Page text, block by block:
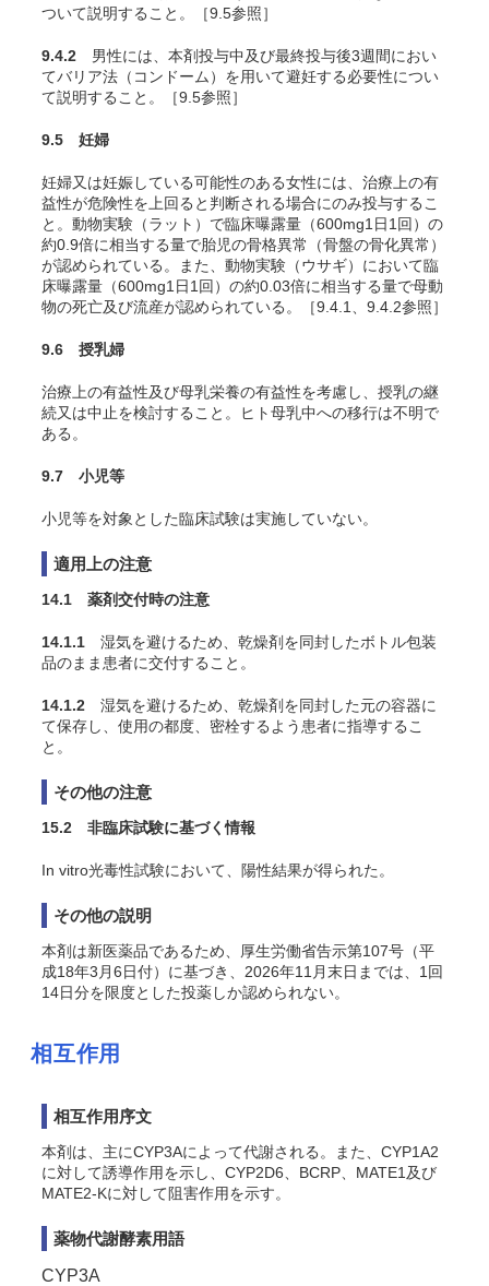
ついて説明すること。［9.5参照］
9.4.2 男性には、本剤投与中及び最終投与後3週間におい
てバリア法（コンドーム）を用いて避妊する必要性につい
て説明すること。［9.5参照］
9.5 妊婦
妊婦又は妊娠している可能性のある女性には、治療上の有
益性が危険性を上回ると判断される場合にのみ投与するこ
と。動物実験（ラット）で臨床曝露量（600mg1日1回）の
約0.9倍に相当する量で胎児の骨格異常（骨盤の骨化異常）
が認められている。また、動物実験（ウサギ）において臨
床曝露量（600mg1日1回）の約0.03倍に相当する量で母動
物の死亡及び流産が認められている 。［9.4.1、9.4.2参照］
9.6 授乳婦
治療上の有益性及び母乳栄養の有益性を考慮し、授乳の継
続又は中止を検討すること。ヒト母乳中への移行は不明で
ある。
9.7 小児等
小児等を対象とした臨床試験は実施していない。
適用上の注意
14.1 薬剤交付時の注意
14.1.1 湿気を避けるため、乾燥剤を同封したボトル包装
品のまま患者に交付すること。
14.1.2 湿気を避けるため、乾燥剤を同封した元の容器に
て保存し、使用の都度、密栓するよう患者に指導するこ
と。
その他の注意
15.2 非臨床試験に基づく情報
In vitro光毒性試験において、陽性結果が得られた 。
その他の説明
本剤は新医薬品であるため、厚生労働省告示第107号（平
成18年3月6日付）に基づき、2026年11月末日までは、1回
14日分を限度とした投薬しか認められない。
相互作用
相互作用序文
本剤は、主にCYP3Aによって代謝される。また、CYP1A2
に対して誘導作用を示し、CYP2D6、BCRP、MATE1及び
MATE2-Kに対して阻害作用を示す。
薬物代謝酵素用語
CYP3A